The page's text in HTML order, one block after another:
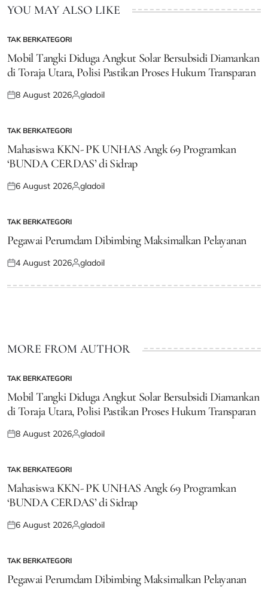
YOU MAY ALSO LIKE
POSTED
IN
TAK BERKATEGORI
Mobil Tangki Diduga Angkut Solar Bersubsidi Diamankan
di Toraja Utara, Polisi Pastikan Proses Hukum Transparan
Posted
8 August 2026Posted
gladoil
POSTED
IN
TAK BERKATEGORI
Mahasiswa KKN- PK UNHAS Angk 69 Programkan
‘BUNDA CERDAS’ di Sidrap
Posted
6 August 2026Posted
gladoil
POSTED
IN
TAK BERKATEGORI
Pegawai Perumdam Dibimbing Maksimalkan Pelayanan
Posted
4 August 2026Posted
gladoil
MORE FROM AUTHOR
POSTED
IN
TAK BERKATEGORI
Mobil Tangki Diduga Angkut Solar Bersubsidi Diamankan
di Toraja Utara, Polisi Pastikan Proses Hukum Transparan
Posted
8 August 2026Posted
gladoil
POSTED
IN
TAK BERKATEGORI
Mahasiswa KKN- PK UNHAS Angk 69 Programkan
‘BUNDA CERDAS’ di Sidrap
Posted
6 August 2026Posted
gladoil
POSTED
IN
TAK BERKATEGORI
Pegawai Perumdam Dibimbing Maksimalkan Pelayanan